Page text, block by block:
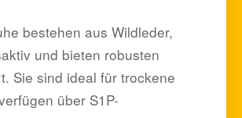
bestehen aus Wildleder,
und bieten robusten
Sie sind ideal für trockene
über S1P-